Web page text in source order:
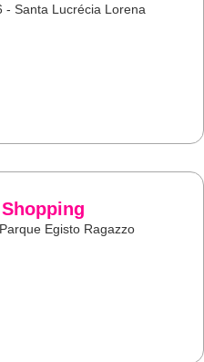
- Santa Lucrécia Lorena
Egisto Ragazzo